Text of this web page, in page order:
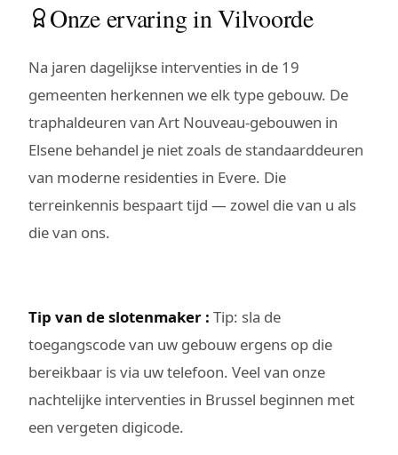
Onze ervaring in Vilvoorde
Na jaren dagelijkse interventies in de 19
gemeenten herkennen we elk type gebouw. De
traphaldeuren van Art Nouveau-gebouwen in
Elsene behandel je niet zoals de standaarddeuren
van moderne residenties in Evere. Die
terreinkennis bespaart tijd — zowel die van u als
die van ons.
Tip van de slotenmaker : Tip: sla de
toegangscode van uw gebouw ergens op die
bereikbaar is via uw telefoon. Veel van onze
nachtelijke interventies in Brussel beginnen met
een vergeten digicode.